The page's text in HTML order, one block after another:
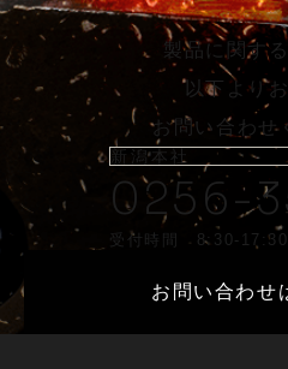
製品に関す
以下よりお
お問い合わせ
新潟本社
0256-
受付時間 8:30-17:30
お問い合わせ